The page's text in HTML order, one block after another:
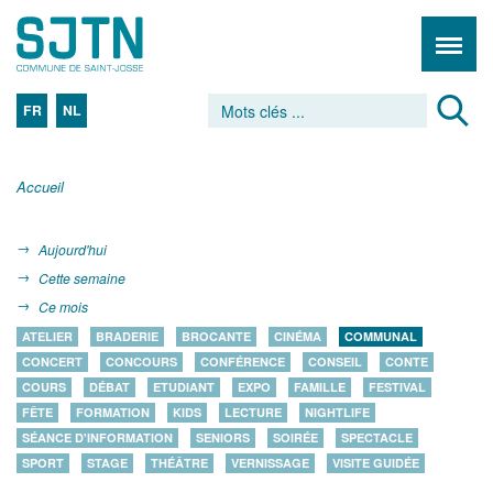
FR NL
Accueil
Aujourd'hui
Cette semaine
Ce mois
ATELIER BRADERIE BROCANTE CINÉMA
COMMUNAL
CONCERT
CONCOURS CONFÉRENCE CONSEIL
CONTE
COURS
DÉBAT ETUDIANT EXPO FAMILLE
FESTIVAL
FÊTE
FORMATION KIDS LECTURE
NIGHTLIFE
SÉANCE D'INFORMATION
SENIORS SOIRÉE
SPECTACLE
SPORT
STAGE THÉÂTRE VERNISSAGE VISITE GUIDÉE